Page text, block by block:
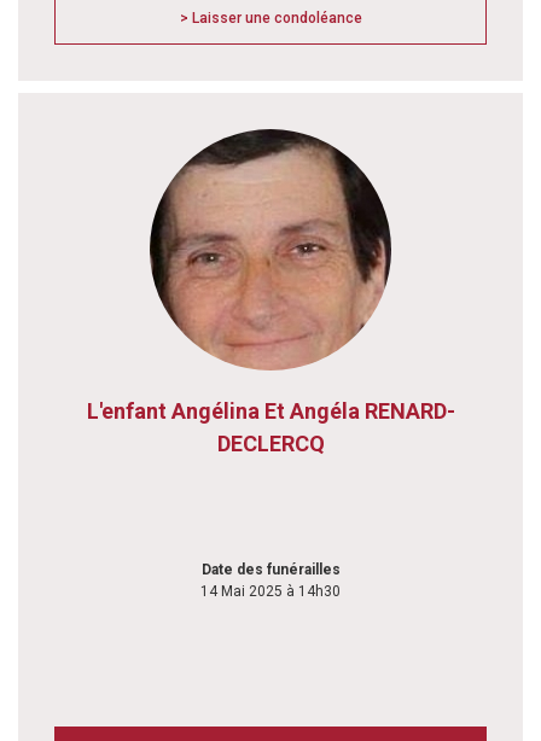
> Laisser une condoléance
L'enfant Angélina Et Angéla RENARD-
DECLERCQ
Date des funérailles
14 Mai 2025 à 14h30